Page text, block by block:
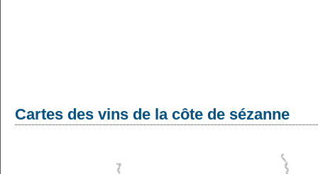
Cartes des vins de la côte de sézanne